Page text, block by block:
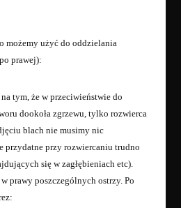
możemy użyć do oddzielania
prawej):
tym, że w przeciwieństwie do
dookoła zgrzewu, tylko rozwierca
blach nie musimy nic
przydatne przy rozwiercaniu trudno
się w zagłębieniach etc).
prawy poszczególnych ostrzy. Po